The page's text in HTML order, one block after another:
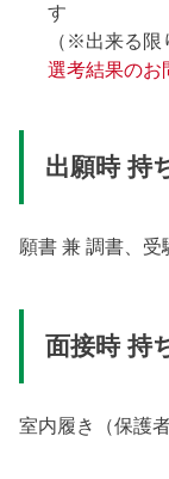
す
（※出来る限
選考結果のお
出願時 持
願書 兼 調書、受
面接時 持
室内履き（保護